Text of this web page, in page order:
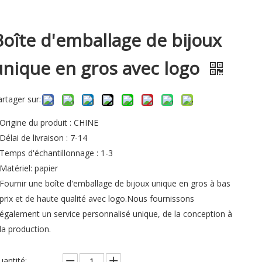
d'emballage de bijoux
en gros avec logo
sur:
Origine du produit : CHINE
Délai de livraison : 7-14
Temps d'échantillonnage : 1-3
Matériel: papier
Fournir une boîte d'emballage de bijoux unique en gros à bas
prix et de haute qualité avec logo.Nous fournissons
également un service personnalisé unique, de la conception à
la production.